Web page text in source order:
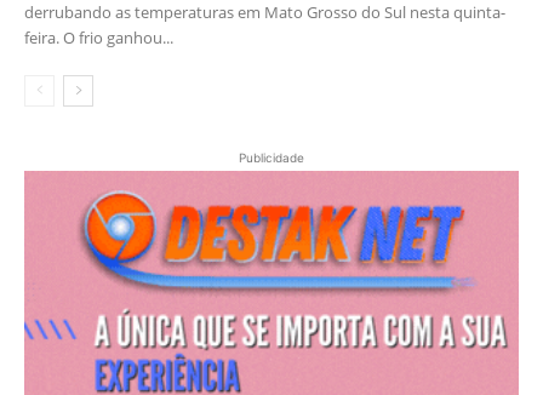
derrubando as temperaturas em Mato Grosso do Sul nesta quinta-
feira. O frio ganhou...
Publicidade